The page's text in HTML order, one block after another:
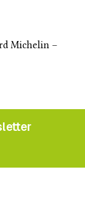
Michelin –